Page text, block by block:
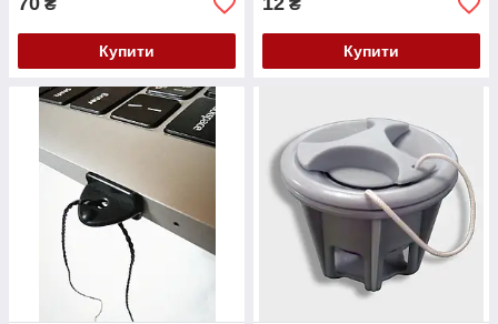
₴
Купити
₴
Купити